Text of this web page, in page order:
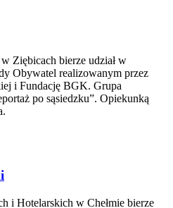
Ziębicach bierze udział w
Obywatel realizowanym przez
i Fundację BGK. Grupa
po sąsiedzku”. Opiekunką
i Hotelarskich w Chełmie bierze